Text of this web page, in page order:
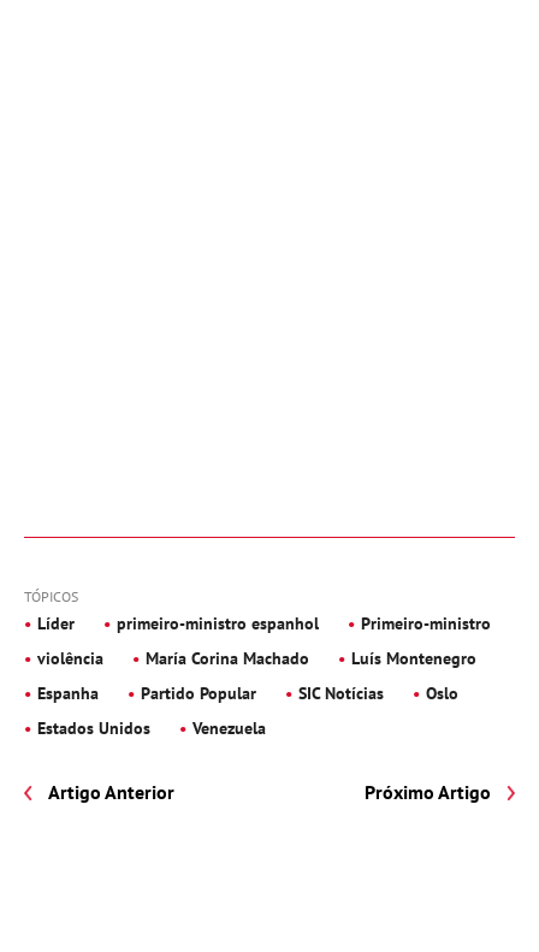
TÓPICOS
Líder primeiro-ministro espanhol
Primeiro-ministro
violência
María Corina Machado
Luís Montenegro
Espanha
Partido Popular SIC Notícias
Oslo
Estados Unidos
Venezuela
Artigo Anterior Próximo Artigo